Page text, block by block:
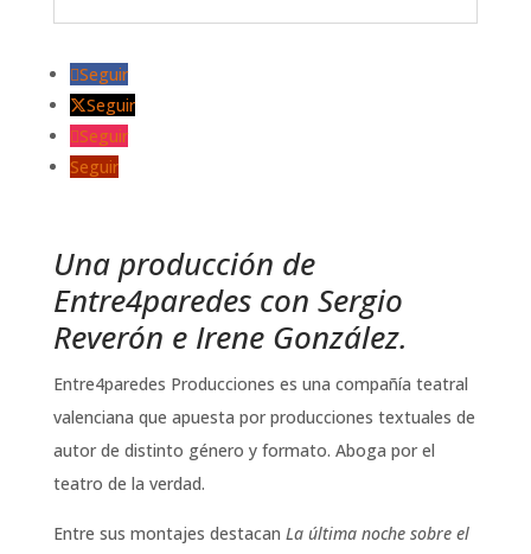
Seguir
Seguir
Seguir
Seguir
Una producción de
Entre4paredes con Sergio
Reverón e Irene González.
Entre4paredes Producciones es una compañía teatral
valenciana que apuesta por producciones textuales de
autor de distinto género y formato. Aboga por el
teatro de la verdad.
Entre sus montajes destacan La última noche sobre el